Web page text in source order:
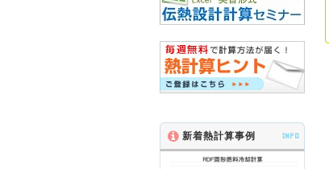
新着熱計算事例 INFO